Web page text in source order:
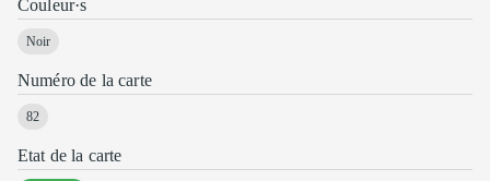
Couleur·s
Noir
Numéro de la carte
82
Etat de la carte